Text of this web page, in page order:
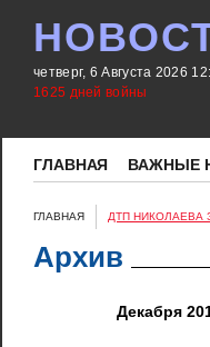
четверг, 6 Августа 2026
1625 дней войны
ГЛАВНАЯ ВАЖНЫЕ
ГЛАВНАЯ ДТП НИКОЛАЕВА
Архив
Декабря